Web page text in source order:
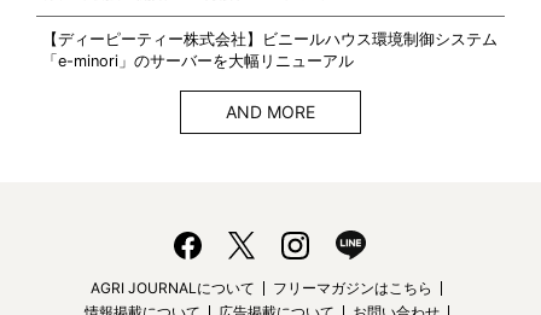
【ディーピーティー株式会社】ビニールハウス環境制御システム
「e-minori」のサーバーを大幅リニューアル
AND MORE
AGRI JOURNALについて
フリーマガジンはこちら